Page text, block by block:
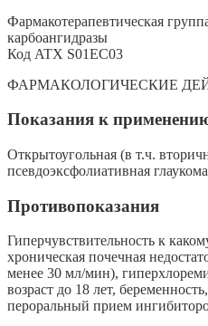
Фармакотерапевтическая
карбоангидразы
Код ATX S01EC03
ФАРМАКОЛОГИЧЕСКИЕ
Показания к
Открытоугольная (в т.ч.
псевдоэксфолиативная
Противопоказания
Гиперчувствительность к
хроническая почечная
менее 30 мл/мин),
возраст до 18 лет,
пероральный прием